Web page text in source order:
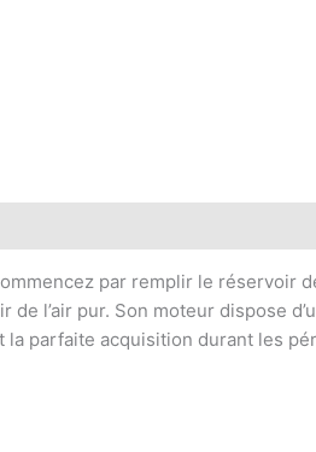
par remplir le réservoir
l’air pur. Son moteur dispose
parfaite acquisition durant les